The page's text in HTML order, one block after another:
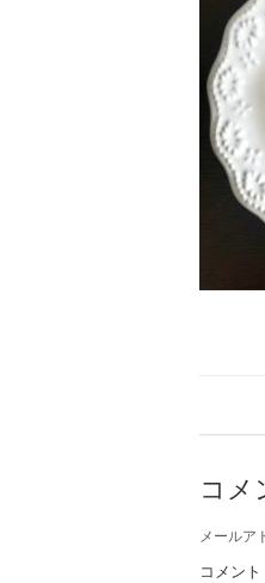
コメ
メールア
コメント